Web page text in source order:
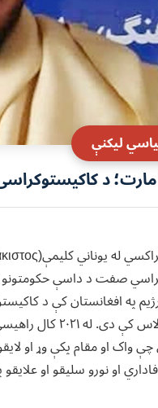
ليکنې
د
صفت د داسې حکومتونو
په افغانستان کې د
واک او مقام پکې وړ او
او نورو سلیقو او